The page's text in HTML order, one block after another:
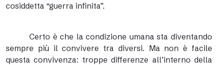
cosiddetta “guerra infinita”.
Certo è che la condizione umana sta diventando
sempre più il convivere tra diversi. Ma non è facile
questa convivenza: troppe differenze all’interno della